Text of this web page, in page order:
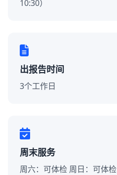
10:30）
出报告时间
3个工作日
周末服务
周六：可体检 周日：可体检